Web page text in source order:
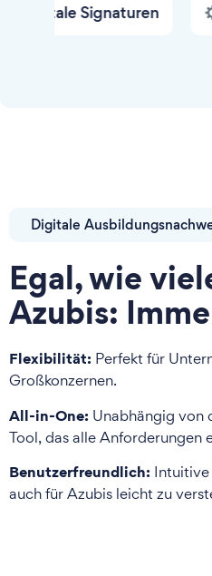
Signaturen 160+
Digitale
Egal, wie
Azubis:
Flexibilität: Perfekt für
Großkonzernen.
All-in-One: Unabhängig von
Tool, das alle Anforderungen
Benutzerfreundlich: Intuitive
auch für Azubis leicht zu